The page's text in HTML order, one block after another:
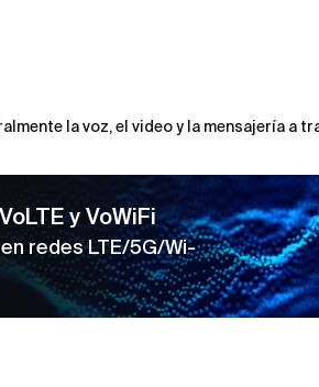
la voz, el video y la mensajería a
y VoWiFi
redes LTE/5G/Wi-